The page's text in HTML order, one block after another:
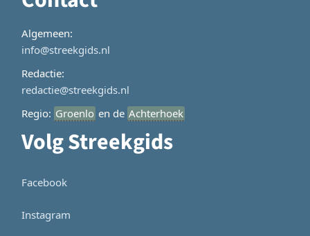
Algemeen:
info@streekgids.nl
Redactie:
redactie@streekgids.nl
Regio: Groenlo en de Achterhoek
Volg Streekgids
Facebook
Instagram